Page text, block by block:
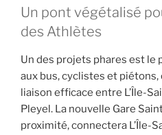
Un pont végétalisé
des Athlètes
Un des projets phares est le
aux bus, cyclistes et piétons,
liaison efficace entre L’Île-
Pleyel. La nouvelle Gare
proximité, connectera L’Île-